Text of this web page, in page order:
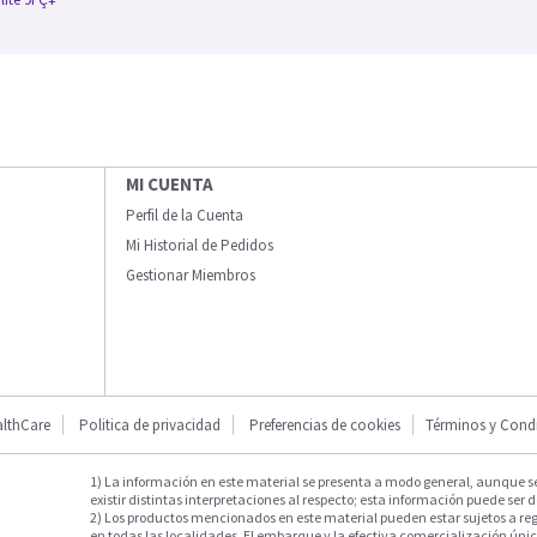
MI CUENTA
Perfil de la Cuenta
Mi Historial de Pedidos
Gestionar Miembros
Politica de privacidad Preferencias de cookies Términos y
1) La información en este material se presenta a modo general, aunque
existir distintas interpretaciones al respecto; esta información puede ser
2) Los productos mencionados en este material pueden estar sujetos a